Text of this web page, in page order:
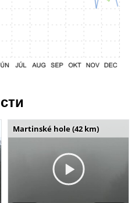
Martinské hole (42 km)